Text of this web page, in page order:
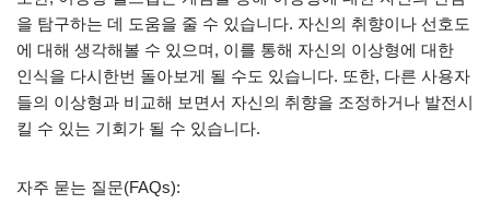
을 탐구하는 데 도움을 줄 수 있습니다. 자신의 취향이나 선호도
에 대해 생각해볼 수 있으며, 이를 통해 자신의 이상형에 대한
인식을 다시한번 돌아보게 될 수도 있습니다. 또한, 다른 사용자
들의 이상형과 비교해 보면서 자신의 취향을 조정하거나 발전시
킬 수 있는 기회가 될 수 있습니다.
자주 묻는 질문(FAQs):